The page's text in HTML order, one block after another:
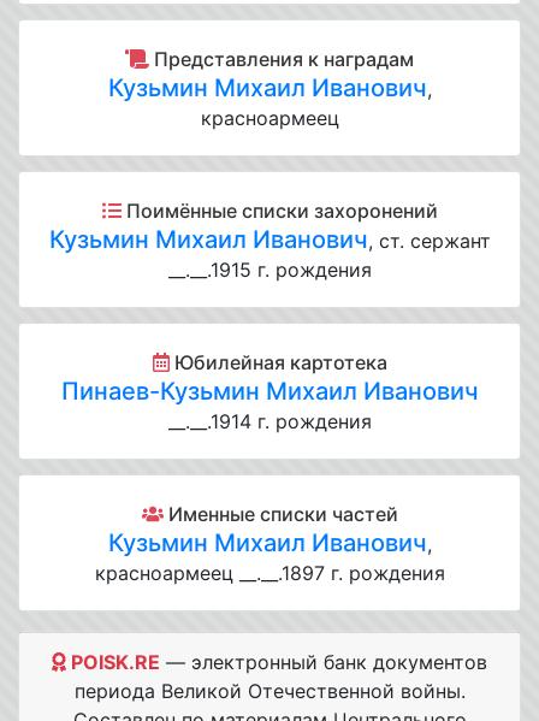
Представления к наградам
Кузьмин Михаил Иванович,
красноармеец
Поимённые списки захоронений
Кузьмин Михаил Иванович, ст. сержант
__.__.1915 г. рождения
Юбилейная картотека
Пинаев-Кузьмин Михаил Иванович
__.__.1914 г. рождения
Именные списки частей
Кузьмин Михаил Иванович,
красноармеец __.__.1897 г. рождения
POISK.RE — электронный банк документов
периода Великой Отечественной войны.